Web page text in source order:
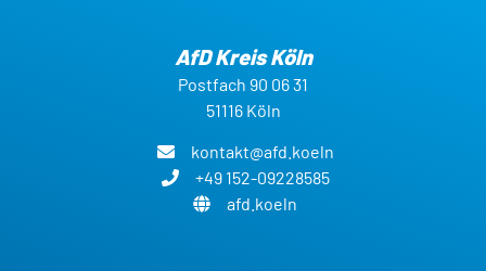
AfD Kreis Köln
Postfach 90 06 31
51116 Köln
kontakt@afd.koeln
+49 152-09228585
afd.koeln